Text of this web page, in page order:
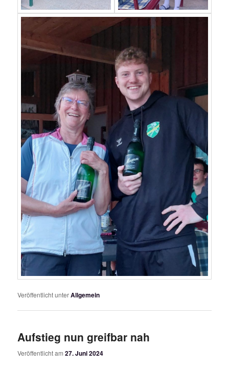
Veröffentlicht unterAllgemein
Aufstieg nun greifbar nah
Veröffentlicht am27. Juni 2024